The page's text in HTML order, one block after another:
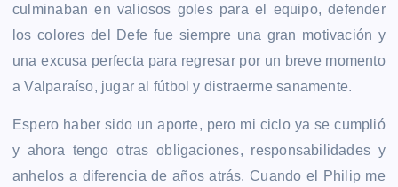
culminaban en valiosos goles para el equipo, defender
los colores del Defe fue siempre una gran motivación y
una excusa perfecta para regresar por un breve momento
a Valparaíso, jugar al fútbol y distraerme sanamente.
Espero haber sido un aporte, pero mi ciclo ya se cumplió
y ahora tengo otras obligaciones, responsabilidades y
anhelos a diferencia de años atrás. Cuando el Philip me